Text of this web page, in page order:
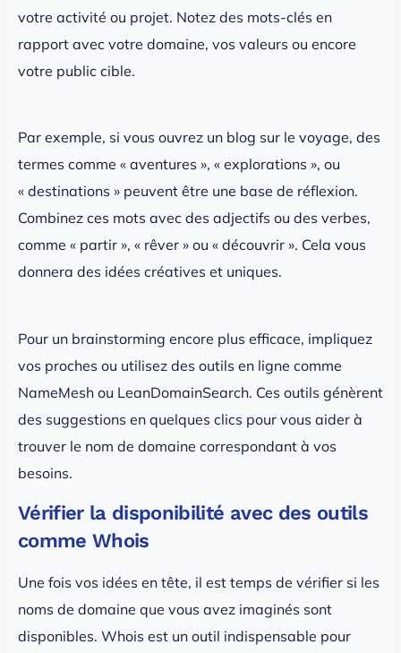
votre activité ou projet. Notez des mots-clés en
rapport avec votre domaine, vos valeurs ou encore
votre public cible.
Par exemple, si vous ouvrez un blog sur le voyage, des
termes comme « aventures », « explorations », ou
« destinations » peuvent être une base de réflexion.
Combinez ces mots avec des adjectifs ou des verbes,
comme « partir », « rêver » ou « découvrir ». Cela vous
donnera des idées créatives et uniques.
Pour un brainstorming encore plus efficace, impliquez
vos proches ou utilisez des outils en ligne comme
NameMesh ou LeanDomainSearch. Ces outils génèrent
des suggestions en quelques clics pour vous aider à
trouver le nom de domaine correspondant à vos
besoins.
Vérifier la disponibilité avec des outils
comme Whois
Une fois vos idées en tête, il est temps de vérifier si les
noms de domaine que vous avez imaginés sont
disponibles. Whois est un outil indispensable pour